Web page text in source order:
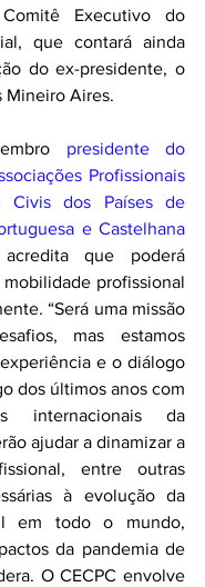
Executivo do
que contará ainda
do ex-presidente, o
Mineiro Aires.
presidente do
Profissionais
Civis dos Países de
e Castelhana
que poderá
profissional
“Será uma missão
mas estamos
e o diálogo
dos últimos anos com
internacionais da
ajudar a dinamizar a
entre outras
à evolução da
em todo o mundo,
da pandemia de
O CECPC envolve